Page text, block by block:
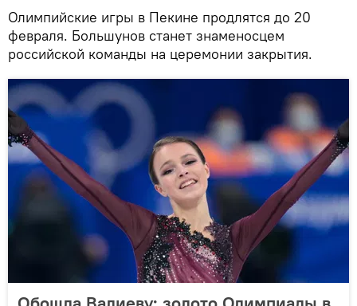
Олимпийские игры в Пекине продлятся до 20
февраля. Большунов станет знаменосцем
российской команды на церемонии закрытия.